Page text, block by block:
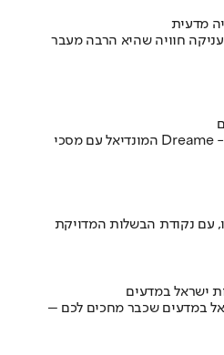
מדעית
חוויה שהיא הרבה מעבר
עם נקודת הבשלות המדויקת
ישראל במדעים
במדעים שכבר מחכים לכם –